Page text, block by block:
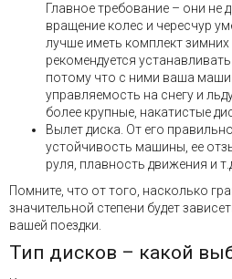
Главное требование – они не
вращение колес и чересчур
лучше иметь комплект
рекомендуется
потому что с ними ваша
управляемость на снегу и
более крупные, накатистые
Вылет диска. От его
устойчивость машины, ее
руля, плавность движения и
Помните, что от того, насколько
значительной степени будет
вашей поездки.
Тип дисков – какой